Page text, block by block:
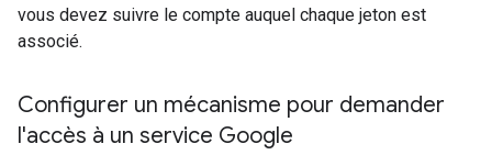
vous devez suivre le compte auquel chaque jeton est
associé.
Configurer un mécanisme pour demander
l'accès à un service Google